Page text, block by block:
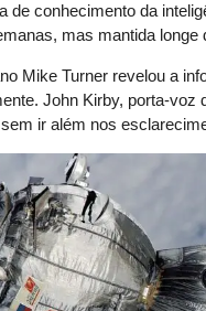
de conhecimento da
mas mantida longe
Mike Turner revelou a
John Kirby, porta-
ir além nos